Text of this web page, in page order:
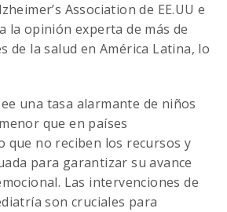
Association de EE.UU e
la opinión experta de más de
de la salud en América Latina, lo
una tasa alarmante de niños
que en países
que no reciben los recursos y
para garantizar su avance
Las intervenciones de
son cruciales para